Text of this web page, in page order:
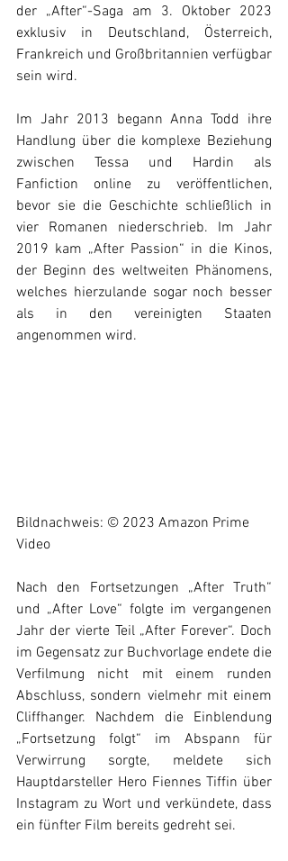
der „After“-Saga am 3. Oktober 2023
exklusiv in Deutschland, Österreich,
Frankreich und Großbritannien verfügbar
sein wird.
Im Jahr 2013 begann Anna Todd ihre
Handlung über die komplexe Beziehung
zwischen Tessa und Hardin als
Fanfiction online zu veröffentlichen,
bevor sie die Geschichte schließlich in
vier Romanen niederschrieb. Im Jahr
2019 kam „After Passion“ in die Kinos,
der Beginn des weltweiten Phänomens,
welches hierzulande sogar noch besser
als in den vereinigten Staaten
angenommen wird.
Bildnachweis: © 2023 Amazon Prime
Video
Nach den Fortsetzungen „After Truth“
und „After Love“ folgte im vergangenen
Jahr der vierte Teil „After Forever“. Doch
im Gegensatz zur Buchvorlage endete die
Verfilmung nicht mit einem runden
Abschluss, sondern vielmehr mit einem
Cliffhanger. Nachdem die Einblendung
„Fortsetzung folgt“ im Abspann für
Verwirrung sorgte, meldete sich
Hauptdarsteller Hero Fiennes Tiffin über
Instagram zu Wort und verkündete, dass
ein fünfter Film bereits gedreht sei.